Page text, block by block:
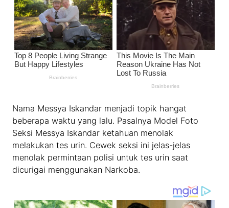
Nama Messya Iskandar menjadi topik hangat
beberapa waktu yang lalu. Pasalnya Model Foto
Seksi Messya Iskandar ketahuan menolak
melakukan tes urin. Cewek seksi ini jelas-jelas
menolak permintaan polisi untuk tes urin saat
dicurigai menggunakan Narkoba.